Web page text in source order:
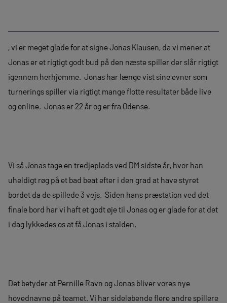
, vi er meget glade for at signe Jonas Klausen, da vi mener at
Jonas er et rigtigt godt bud på den næste spiller der slår rigtigt
igennem herhjemme. Jonas har længe vist sine evner som
turnerings spiller via rigtigt mange flotte resultater både live
og online. Jonas er 22 år og er fra Odense.
Vi så Jonas tage en tredjeplads ved DM sidste år, hvor han
uheldigt røg på et bad beat efter i den grad at have styret
bordet da de spillede 3 vejs. Siden hans præstation ved det
finale bord har vi haft et godt øje til Jonas og er glade for at det
i dag lykkedes os at få Jonas i stalden.
Det betyder at Pernille Ravn og Jonas bliver vores nye
hovednavne på teamet. Vi har sideløbende flere andre spillere